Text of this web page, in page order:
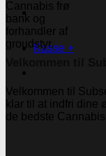
Kasse +
Velkommen til
klar til at indfri dine
de bedste